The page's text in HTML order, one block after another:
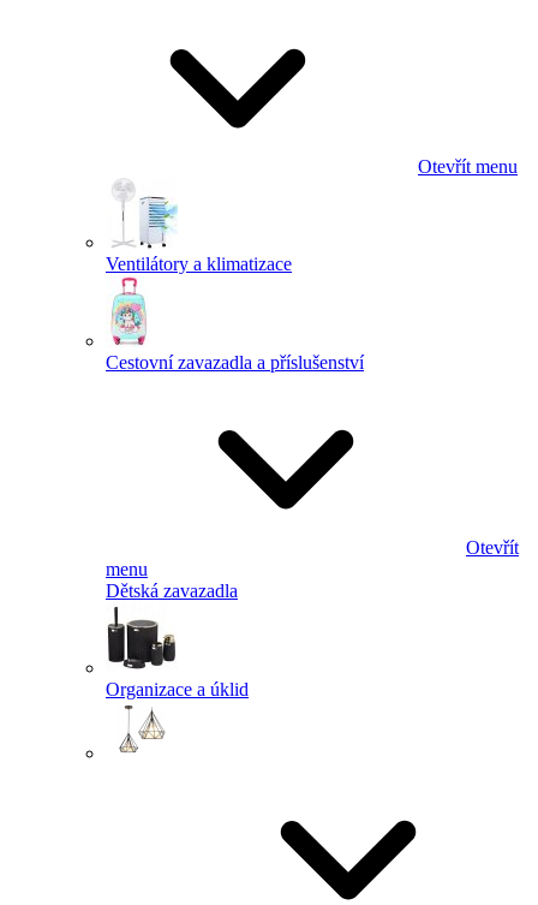
Otevřít menu
Ventilátory a klimatizace
Cestovní zavazadla a příslušenství
Otevřít
menu
Dětská zavazadla
Organizace a úklid